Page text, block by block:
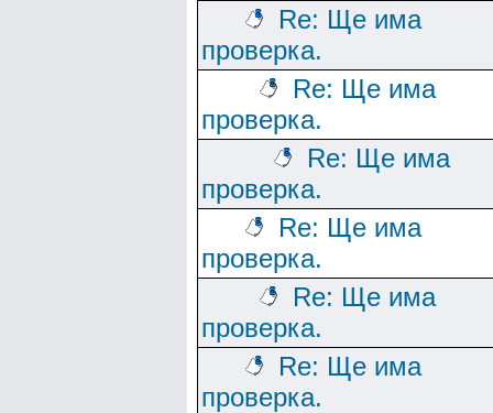
Re: Ще има
проверка.
Re: Ще има
проверка.
Re: Ще има
проверка.
Re: Ще има
проверка.
Re: Ще има
проверка.
Re: Ще има
проверка.